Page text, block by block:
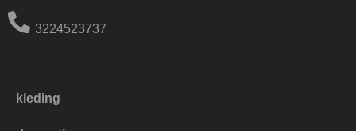
3224523737
kleding